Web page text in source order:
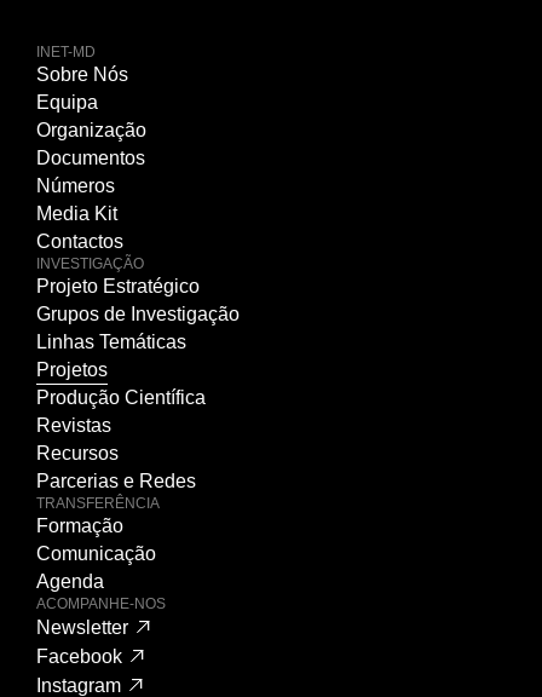
INET-MD
Sobre Nós
Equipa
Organização
Documentos
Números
Media Kit
Contactos
INVESTIGAÇÃO
Projeto Estratégico
Grupos de Investigação
Linhas Temáticas
Projetos
Produção Científica
Revistas
Recursos
Parcerias e Redes
TRANSFERÊNCIA
Formação
Comunicação
Agenda
ACOMPANHE-NOS
Newsletter
Facebook
Instagram